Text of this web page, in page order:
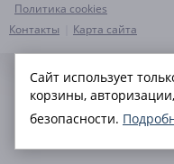
Политика cookies
Контакты
Карта сайта
Сайт использует
корзины,
безопасности.